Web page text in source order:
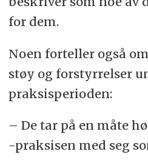
for dem.
Noen forteller også
støy og forstyrrelser
praksisperioden:
– De tar på en måte
-praksisen med seg